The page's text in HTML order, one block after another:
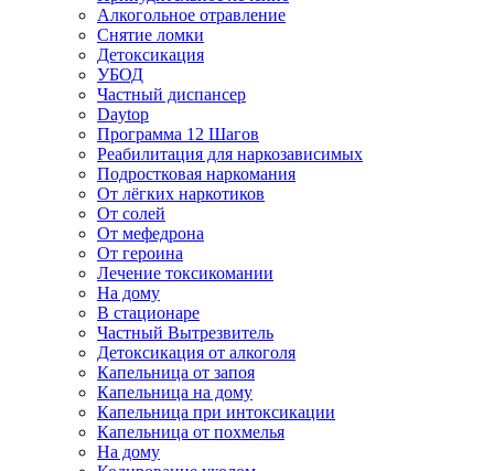
Алкогольное отравление
Снятие ломки
Детоксикация
УБОД
Частный диспансер
Daytop
Программа 12 Шагов
Реабилитация для наркозависимых
Подростковая наркомания
От лёгких наркотиков
От солей
От мефедрона
От героина
Лечение токсикомании
На дому
В стационаре
Частный Вытрезвитель
Детоксикация от алкоголя
Капельница от запоя
Капельница на дому
Капельница при интоксикации
Капельница от похмелья
На дому